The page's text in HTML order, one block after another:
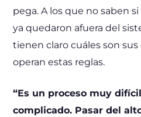
pega. A los que no saben
ya quedaron afuera del
tienen claro cuáles son
operan estas reglas.
“Es un proceso muy
complicado. Pasar del